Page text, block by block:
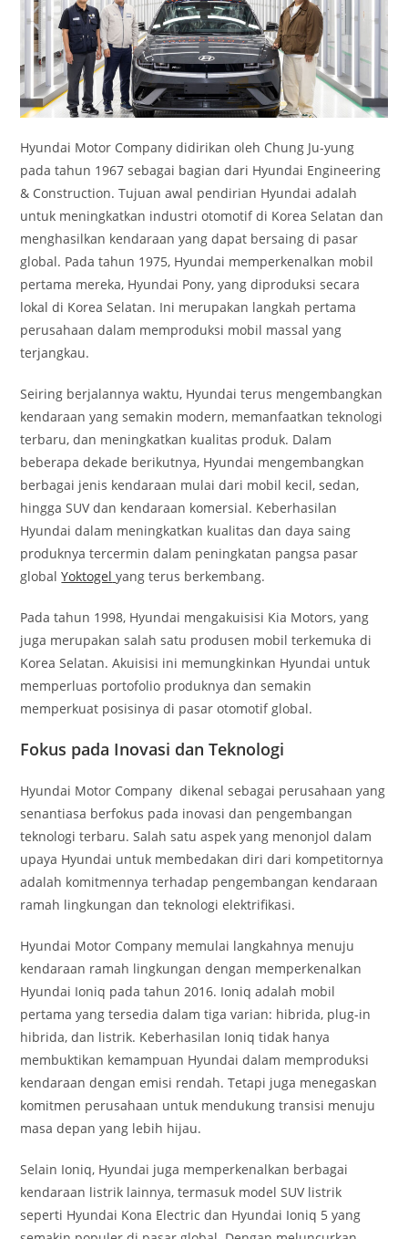
Hyundai Motor Company didirikan oleh Chung Ju-yung
pada tahun 1967 sebagai bagian dari Hyundai Engineering
& Construction. Tujuan awal pendirian Hyundai adalah
untuk meningkatkan industri otomotif di Korea Selatan dan
menghasilkan kendaraan yang dapat bersaing di pasar
global. Pada tahun 1975, Hyundai memperkenalkan mobil
pertama mereka, Hyundai Pony, yang diproduksi secara
lokal di Korea Selatan. Ini merupakan langkah pertama
perusahaan dalam memproduksi mobil massal yang
terjangkau.
Seiring berjalannya waktu, Hyundai terus mengembangkan
kendaraan yang semakin modern, memanfaatkan teknologi
terbaru, dan meningkatkan kualitas produk. Dalam
beberapa dekade berikutnya, Hyundai mengembangkan
berbagai jenis kendaraan mulai dari mobil kecil, sedan,
hingga SUV dan kendaraan komersial. Keberhasilan
Hyundai dalam meningkatkan kualitas dan daya saing
produknya tercermin dalam peningkatan pangsa pasar
globalYoktogel yang terus berkembang.
Pada tahun 1998, Hyundai mengakuisisi Kia Motors, yang
juga merupakan salah satu produsen mobil terkemuka di
Korea Selatan. Akuisisi ini memungkinkan Hyundai untuk
memperluas portofolio produknya dan semakin
memperkuat posisinya di pasar otomotif global.
Fokus pada Inovasi dan Teknologi
Hyundai Motor Company dikenal sebagai perusahaan yang
senantiasa berfokus pada inovasi dan pengembangan
teknologi terbaru. Salah satu aspek yang menonjol dalam
upaya Hyundai untuk membedakan diri dari kompetitornya
adalah komitmennya terhadap pengembangan kendaraan
ramah lingkungan dan teknologi elektrifikasi.
Hyundai Motor Company memulai langkahnya menuju
kendaraan ramah lingkungan dengan memperkenalkan
Hyundai Ioniq pada tahun 2016. Ioniq adalah mobil
pertama yang tersedia dalam tiga varian: hibrida, plug-in
hibrida, dan listrik. Keberhasilan Ioniq tidak hanya
membuktikan kemampuan Hyundai dalam memproduksi
kendaraan dengan emisi rendah. Tetapi juga menegaskan
komitmen perusahaan untuk mendukung transisi menuju
masa depan yang lebih hijau.
Selain Ioniq, Hyundai juga memperkenalkan berbagai
kendaraan listrik lainnya, termasuk model SUV listrik
seperti Hyundai Kona Electric dan Hyundai Ioniq 5 yang